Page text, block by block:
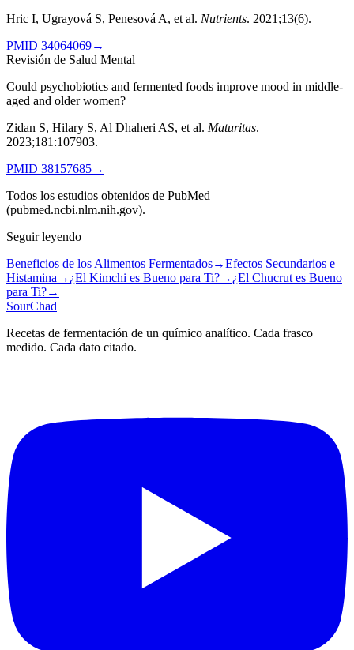
Hric I, Ugrayová S, Penesová A, et al. Nutrients. 2021;13(6).
PMID 34064069→
Revisión de Salud Mental
Could psychobiotics and fermented foods improve mood in middle-
aged and older women?
Zidan S, Hilary S, Al Dhaheri AS, et al. Maturitas.
2023;181:107903.
PMID 38157685→
Todos los estudios obtenidos de PubMed
(pubmed.ncbi.nlm.nih.gov).
Seguir leyendo
Beneficios de los Alimentos Fermentados→Efectos Secundarios e
Histamina→¿El Kimchi es Bueno para Ti?→¿El Chucrut es Bueno
para Ti?→
SourChad
Recetas de fermentación de un químico analítico. Cada frasco
medido. Cada dato citado.